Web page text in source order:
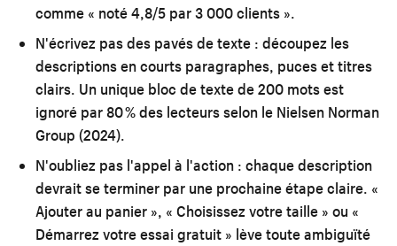
comme « noté 4,8/5 par 3 000 clients ».
N'écrivez pas des pavés de texte : découpez les
descriptions en courts paragraphes, puces et titres
clairs. Un unique bloc de texte de 200 mots est
ignoré par 80 % des lecteurs selon le Nielsen Norman
Group (2024).
N'oubliez pas l'appel à l'action : chaque description
devrait se terminer par une prochaine étape claire. «
Ajouter au panier », « Choisissez votre taille » ou «
Démarrez votre essai gratuit » lève toute ambiguïté